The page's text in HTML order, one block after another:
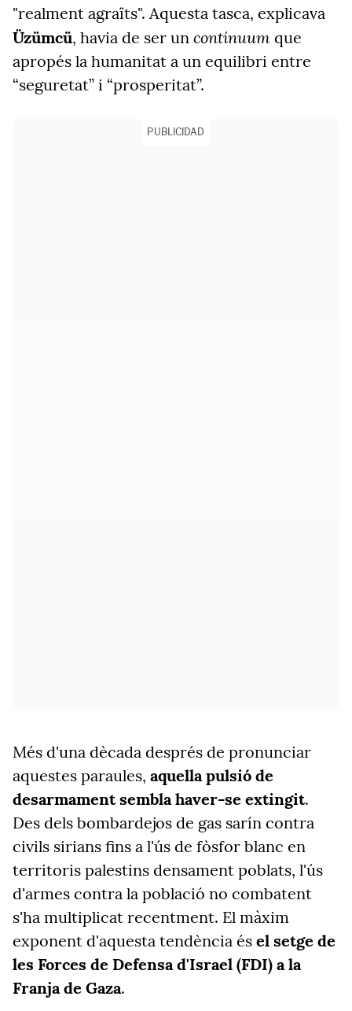
"realment agraïts". Aquesta tasca, explicava
Üzümcü, havia de ser un contínuum que
apropés la humanitat a un equilibri entre
“seguretat” i “prosperitat”.
PUBLICIDAD
Més d'una dècada després de pronunciar
aquestes paraules, aquella pulsió de
desarmament sembla haver-se extingit.
Des dels bombardejos de gas sarín contra
civils sirians fins a l'ús de fòsfor blanc en
territoris palestins densament poblats, l'ús
d'armes contra la població no combatent
s'ha multiplicat recentment. El màxim
exponent d'aquesta tendència és el setge de
les Forces de Defensa d'Israel (FDI) a la
Franja de Gaza.